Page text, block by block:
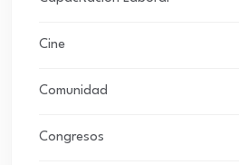
Cine
Comunidad
Congresos